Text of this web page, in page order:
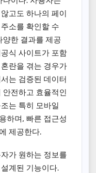
고도 하나의 페이
소를 확인할 수
양한 결과를 제공
식 사이트가 포함
란을 겪는 경우가
는 검증된 데이터
전하고 효율적인
는 특히 모바일
하며, 빠른 접근성
제공한다.
가 원하는 정보를
계된 기능이다.